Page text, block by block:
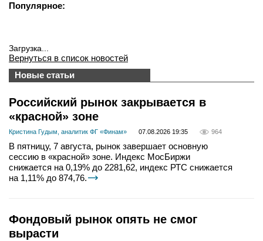
Популярное:
Загрузка...
Вернуться в список новостей
Новые статьи
Российский рынок закрывается в
«красной» зоне
Кристина Гудым, аналитик ФГ «Финам» 07.08.2026 19:35 964
В пятницу, 7 августа, рынок завершает основную
сессию в «красной» зоне. Индекс МосБиржи
снижается на 0,19% до 2281,62, индекс РТС снижается
на 1,11% до 874,76.
Фондовый рынок опять не смог
вырасти